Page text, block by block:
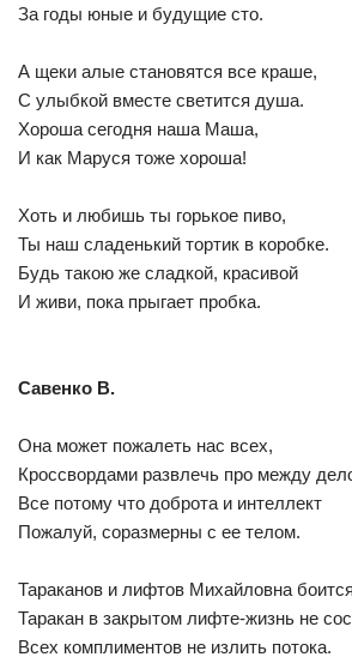
За годы юные и будущие сто.
А щеки алые становятся все краше,
С улыбкой вместе светится душа.
Хороша сегодня наша Маша,
И как Маруся тоже хороша!
Хоть и любишь ты горькое пиво,
Ты наш сладенький тортик в коробке.
Будь такою же сладкой, красивой
И живи, пока прыгает пробка.
Савенко В.
Она может пожалеть нас всех,
Кроссвордами развлечь про между
Все потому что доброта и интеллект
Пожалуй, соразмерны с ее телом.
Тараканов и лифтов Михайловна
Таракан в закрытом лифте-жизнь не
Всех комплиментов не излить потока.